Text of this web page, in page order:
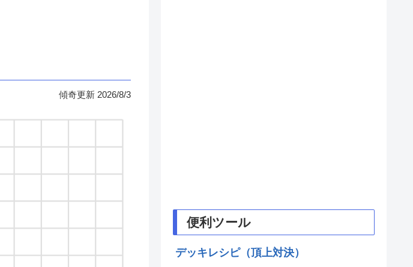
傾奇更新 2026/8/3
便利ツール
デッキレシピ（頂上対決）